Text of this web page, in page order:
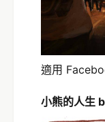
適用
小熊的人生